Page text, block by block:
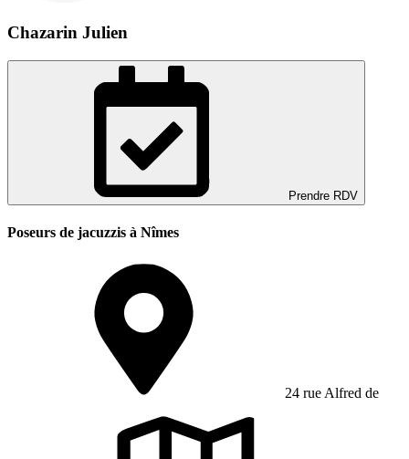
Chazarin Julien
Prendre RDV
Poseurs de jacuzzis à Nîmes
24 rue Alfred de